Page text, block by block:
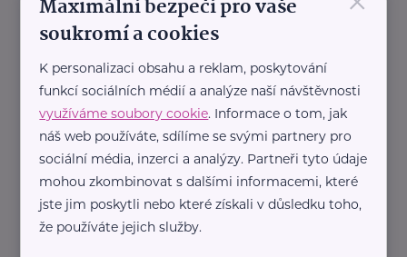
Na našich obchodních místech
vám rád poradí a pomůže.
https://www.allianz.cz/cs_CZ/pobocky-
a-poradci/0848-Stastna.html
+420 603 215 257
jana.stastna@iallianz.cz
Maximální bezpečí pro vaše
soukromí a cookies
K personalizaci obsahu a reklam, poskytování
funkcí sociálních médií a analýze naší návštěvnosti
využíváme soubory cookie. Informace o tom, jak
náš web používáte, sdílíme se svými partnery pro
sociální média, inzerci a analýzy. Partneři tyto údaje
mohou zkombinovat s dalšími informacemi, které
jste jim poskytli nebo které získali v důsledku toho,
že používáte jejich služby.